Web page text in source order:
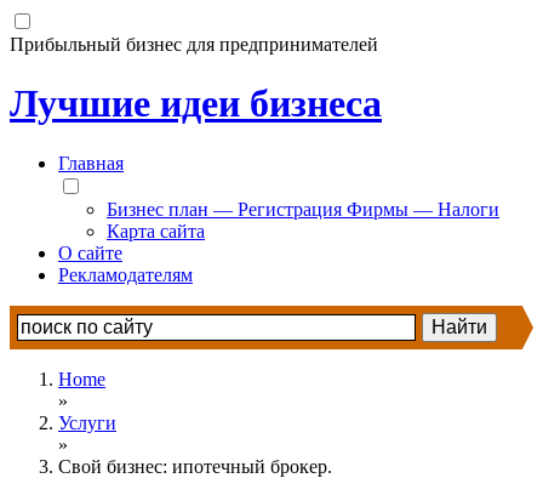
Прибыльный бизнес для предпринимателей
Лучшие идеи бизнеса
Главная
Бизнес план — Регистрация Фирмы — Налоги
Карта сайта
О сайте
Рекламодателям
Home
»
Услуги
»
Свой бизнес: ипотечный брокер.